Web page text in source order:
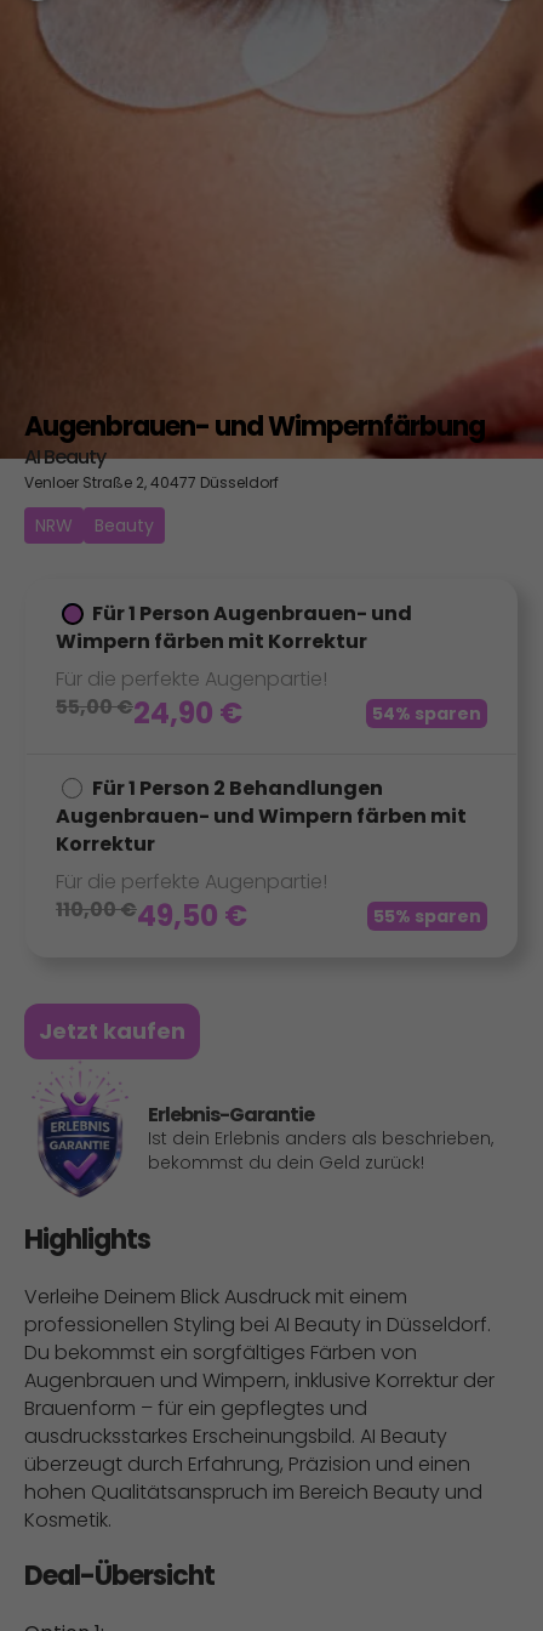
Augenbrauen- und Wimpernfärbung
AI Beauty
Venloer Straße 2, 40477 Düsseldorf
NRW Beauty
Für 1 Person Augenbrauen- und
Wimpern färben mit Korrektur
Für die perfekte Augenpartie!
55,00€24,90 € 54% sparen
Für 1 Person 2 Behandlungen
Augenbrauen- und Wimpern färben mit
Korrektur
Für die perfekte Augenpartie!
110,00€49,50 € 55% sparen
Jetzt kaufen
Erlebnis-Garantie
Ist dein Erlebnis anders als beschrieben,
bekommst du dein Geld zurück!
Highlights
Verleihe Deinem Blick Ausdruck mit einem
professionellen Styling bei AI Beauty in Düsseldorf.
Du bekommst ein sorgfältiges Färben von
Augenbrauen und Wimpern, inklusive Korrektur der
Brauenform – für ein gepflegtes und
ausdrucksstarkes Erscheinungsbild. AI Beauty
überzeugt durch Erfahrung, Präzision und einen
hohen Qualitätsanspruch im Bereich Beauty und
Kosmetik.
Deal-Übersicht